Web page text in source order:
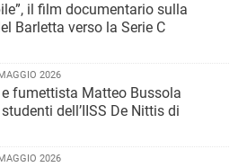
il film documentario sulla
Barletta verso la Serie C
2026
fumettista Matteo Bussola
dell’IISS De Nittis di
2026